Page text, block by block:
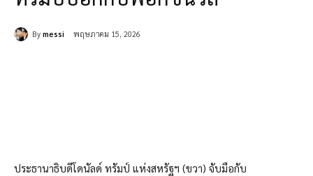
By messi พฤษภาคม 15, 2026
ประธานาธิบดีโดนัลด์ ทรัมป์ แห่งสหรัฐฯ (ขวา) จับมือกับ